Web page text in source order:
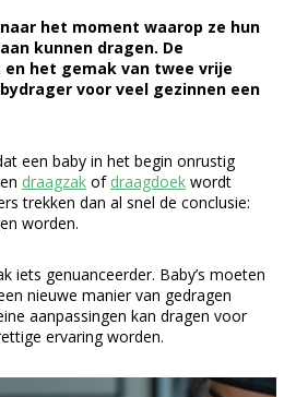
het moment waarop ze hun
kunnen dragen. De
het gemak van twee vrije
voor veel gezinnen een
een baby in het begin onrustig
draagzak of draagdoek wordt
trekken dan al snel de conclusie:
worden.
iets genuanceerder. Baby’s moeten
nieuwe manier van gedragen
aanpassingen kan dragen voor
ervaring worden.